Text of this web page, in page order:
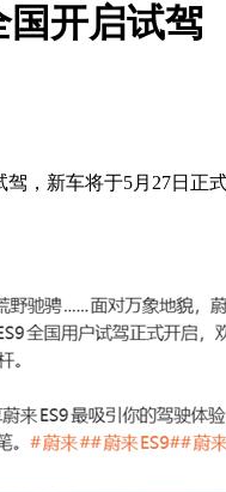
国开启试驾
新车将于5月27日正式